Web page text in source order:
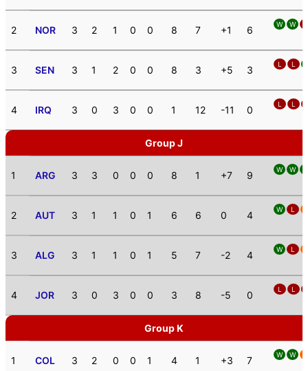
2 NOR 3 2 1 0 0 8 7 +1 6 W W
3 SEN 3 1 2 0 0 8 3 +5 3 L L
4 IRQ 3 0 3 0 0 1 12 -11 0 L L
Group J
1 ARG 3 3 0 0 0 8 1 +7 9 W W
2 AUT 3 1 1 0 1 6 6 0 4 W L
3 ALG 3 1 1 0 1 5 7 -2 4 W L
4 JOR 3 0 3 0 0 3 8 -5 0 L L
Group K
1 COL 3 2 0 0 1 4 1 +3 7 W W